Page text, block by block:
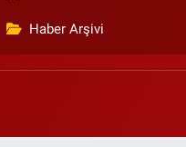
Haber Arşivi